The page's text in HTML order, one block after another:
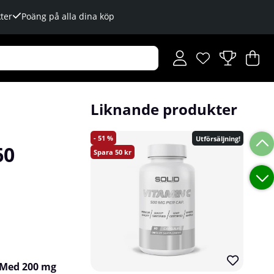
Poäng på alla dina köp
Önskelista
Antal i
.
.
200 mg
Liknande produkter
51
50
Utförsäljning!